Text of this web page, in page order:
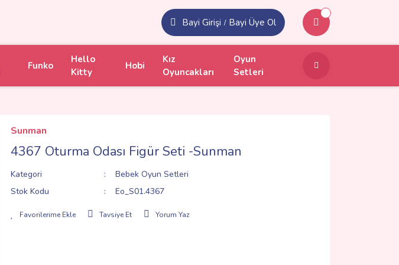
Bayi Girişi / Bayi Üye Ol
Funko
Hello
Kitty
Hobi
Kız
Oyuncakları
Oyun
Setleri
Sunman
4367 Oturma Odası Figür Seti -Sunman
Kategori
Bebek Oyun Setleri
Stok Kodu
Eo_S01.4367
Tavsiye Et Yorum Yaz